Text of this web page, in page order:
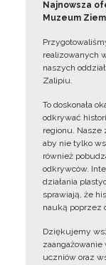
Najnowsza
Muzeum
realizowanych
naszych
Zalipiu.
To doskonała
odkrywać
regionu. Nasze
aby nie tylko
również
odkrywców.
działania
sprawiają, że
nauką poprzez
Dziękujemy
uczniów oraz